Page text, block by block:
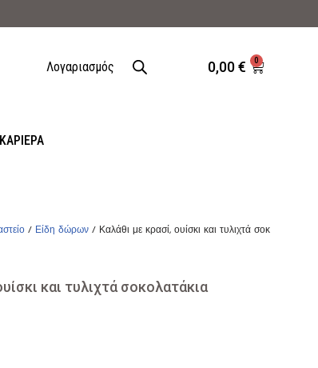
Λογαριασμός 0,00€ 0
ΚΑΡΙΈΡΑ
/ Είδη δώρων / Καλάθι με κρασί, ουίσκι και τυλιχτά σοκολατάκια
και τυλιχτά σοκολατάκια